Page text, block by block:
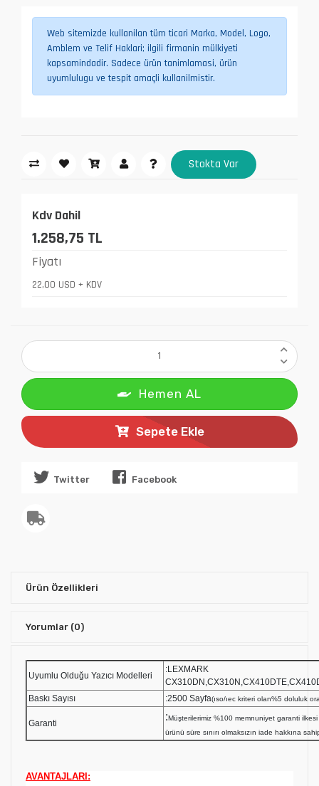
Web sitemizde kullanilan tüm ticari Marka, Model, Logo,
Amblem ve Telif Haklari; ilgili firmanin mülkiyeti
kapsamindadir. Sadece ürün tanimlamasi, ürün
uyumlulugu ve tespit amaçli kullanilmistir.
Stokta Var
Kdv Dahil
1.258,75 TL
Fiyatı
22,00 USD + KDV
Hemen AL
Sepete Ekle
Twitter Facebook
Ürün Özellikleri
Yorumlar (0)
Uyumlu Olduğu Yazıcı Modelleri
:LEXMARK
Baskı Sayısı
:2500 Sayfa(ıso/ıec kriteri olan%5 doluluk
Garanti
:Müşterilerimiz %100 memnuniyet garanti
ürünü süre sınırı olmaksızın iade hakkına
AVANTAJLARI: